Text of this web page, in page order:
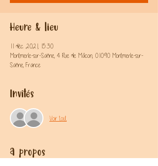
Heure & lieu
11 déc. 2021, 15:30
Montmerle-sur-Saône, 4 Rue de Mâcon, 01090 Montmerle-sur-
Saône, France
Invités
Voir tout
A propos